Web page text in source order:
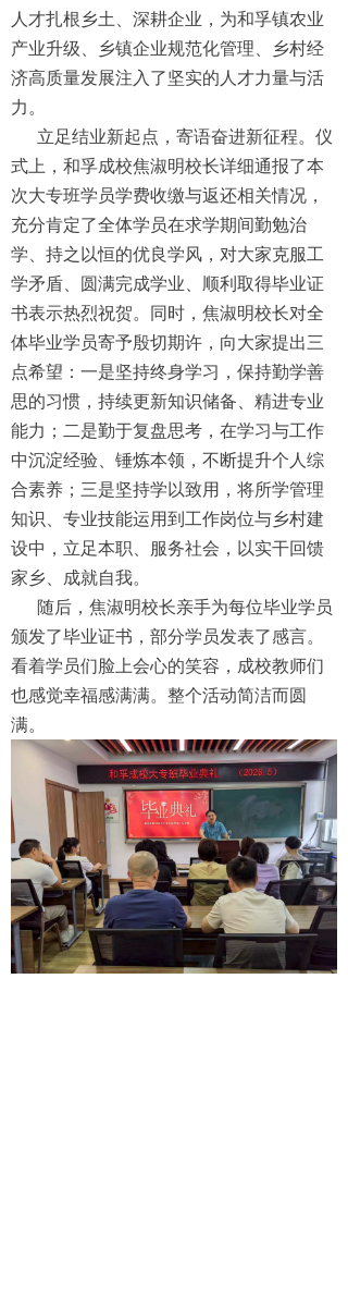
人才扎根乡土、深耕企业，为和孚镇农业
产业升级、乡镇企业规范化管理、乡村经
济高质量发展注入了坚实的人才力量与活
力。
立足结业新起点，寄语奋进新征程。仪
式上，和孚成校焦淑明校长详细通报了本
次大专班学员学费收缴与返还相关情况，
充分肯定了全体学员在求学期间勤勉治
学、持之以恒的优良学风，对大家克服工
学矛盾、圆满完成学业、顺利取得毕业证
书表示热烈祝贺。同时，焦淑明校长对全
体毕业学员寄予殷切期许，向大家提出三
点希望：一是坚持终身学习，保持勤学善
思的习惯，持续更新知识储备、精进专业
能力；二是勤于复盘思考，在学习与工作
中沉淀经验、锤炼本领，不断提升个人综
合素养；三是坚持学以致用，将所学管理
知识、专业技能运用到工作岗位与乡村建
设中，立足本职、服务社会，以实干回馈
家乡、成就自我。
随后，焦淑明校长亲手为每位毕业学员
颁发了毕业证书，部分学员发表了感言。
看着学员们脸上会心的笑容，成校教师们
也感觉幸福感满满。整个活动简洁而圆
满。